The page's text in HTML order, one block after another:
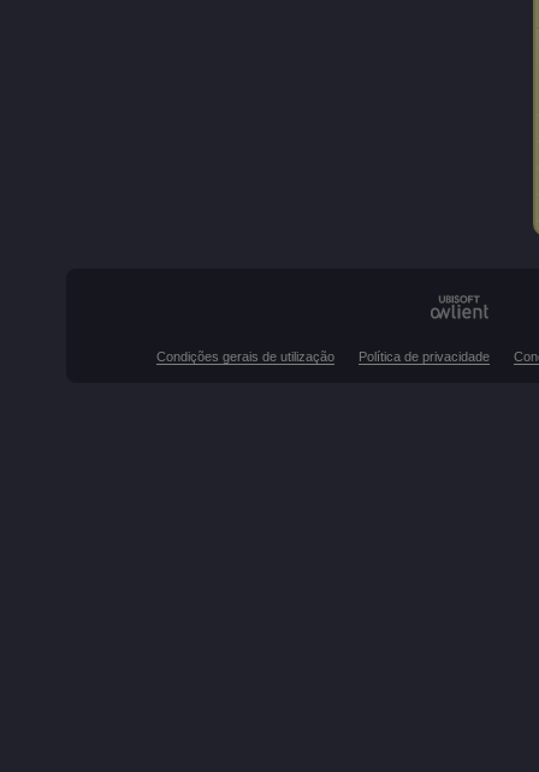
Condições gerais de utilização Política de privacidade